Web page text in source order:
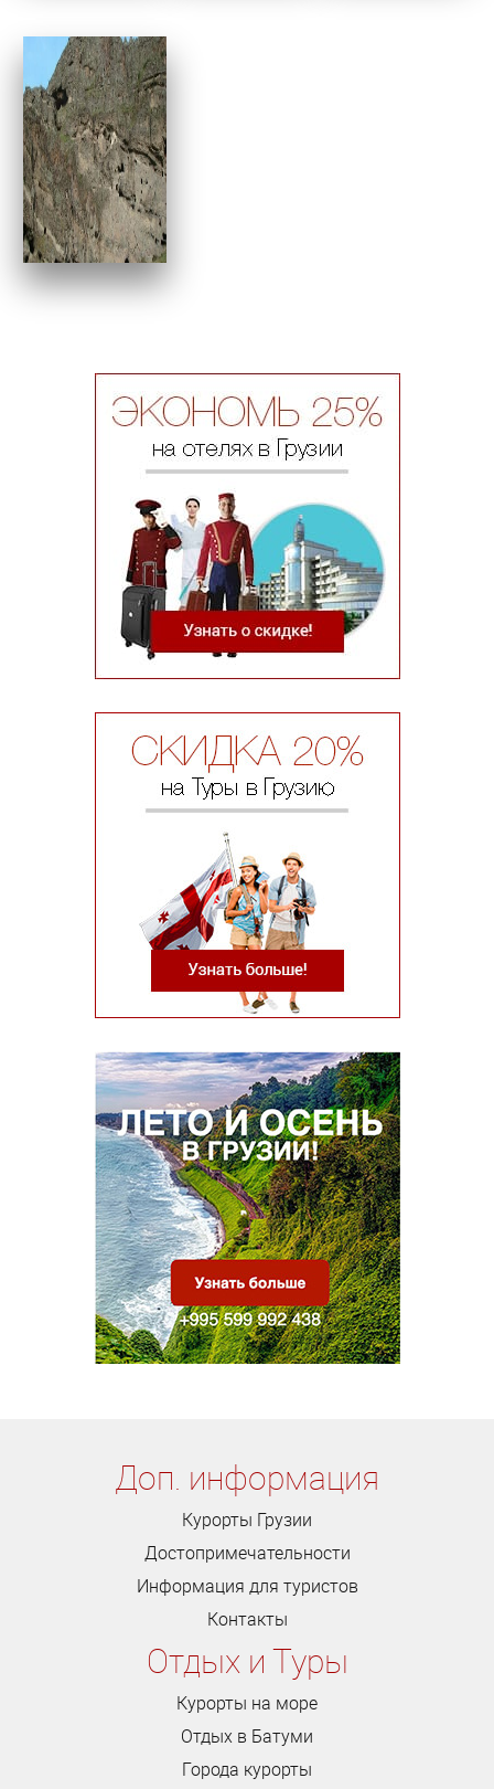
Доп. информация
Курорты Грузии
Достопримечательности
Информация для туристов
Контакты
Отдых и Туры
Курорты на море
Отдых в Батуми
Города курорты